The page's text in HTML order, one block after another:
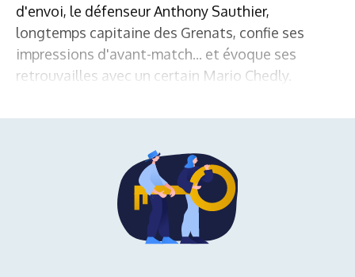
d'envoi, le défenseur Anthony Sauthier,
longtemps capitaine des Grenats, confie ses
impressions d'avant-match... et évoque ses
retrouvailles avec un certain Mario Chedly.